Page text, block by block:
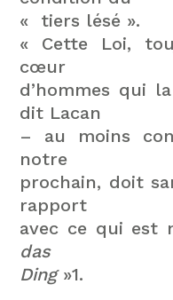
« tiers lésé ».
« Cette Loi,
cœur
d’hommes qui
dit Lacan
– au moins
notre
prochain, doit
rapport
avec ce qui est
das
Ding»1.